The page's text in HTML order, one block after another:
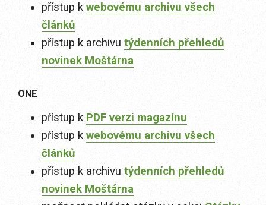
přístup k webovému archivu všech
článků
přístup k archivu týdenních přehledů
novinek Moštárna
ONE
přístup k PDF verzi magazínu
přístup k webovému archivu všech
článků
přístup k archivu týdenních přehledů
novinek Moštárna